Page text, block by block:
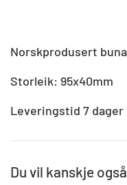
Norskprodusert
Storleik: 95x40mm
Leveringstid 7 dager
Du vil kanskje